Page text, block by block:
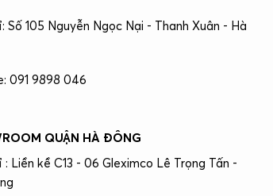
Số 105 Nguyễn Ngọc Nại - Thanh Xuân - Hà
091 9898 046
QUẬN HÀ ĐÔNG
: Liền kề C13 - 06 Gleximco Lê Trọng Tấn -